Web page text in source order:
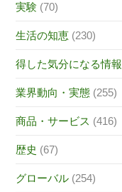
実験 (70)
生活の知恵 (230)
得した気分になる情報
業界動向・実態 (255)
商品・サービス (416)
歴史 (67)
グローバル (254)